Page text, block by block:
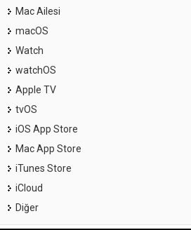
Mac Ailesi
macOS
Watch
watchOS
Apple TV
tvOS
iOS App Store
Mac App Store
iTunes Store
iCloud
Diğer